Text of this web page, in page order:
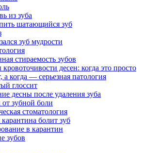
из зуба
шатающийся зуб
зуб мудрости
стираемость зубов
десен: когда это просто
а когда — серьезная патология
глоссит
десны после удаления зуба
от зубной боли
стоматология
болит зуб
в карантин
зубов